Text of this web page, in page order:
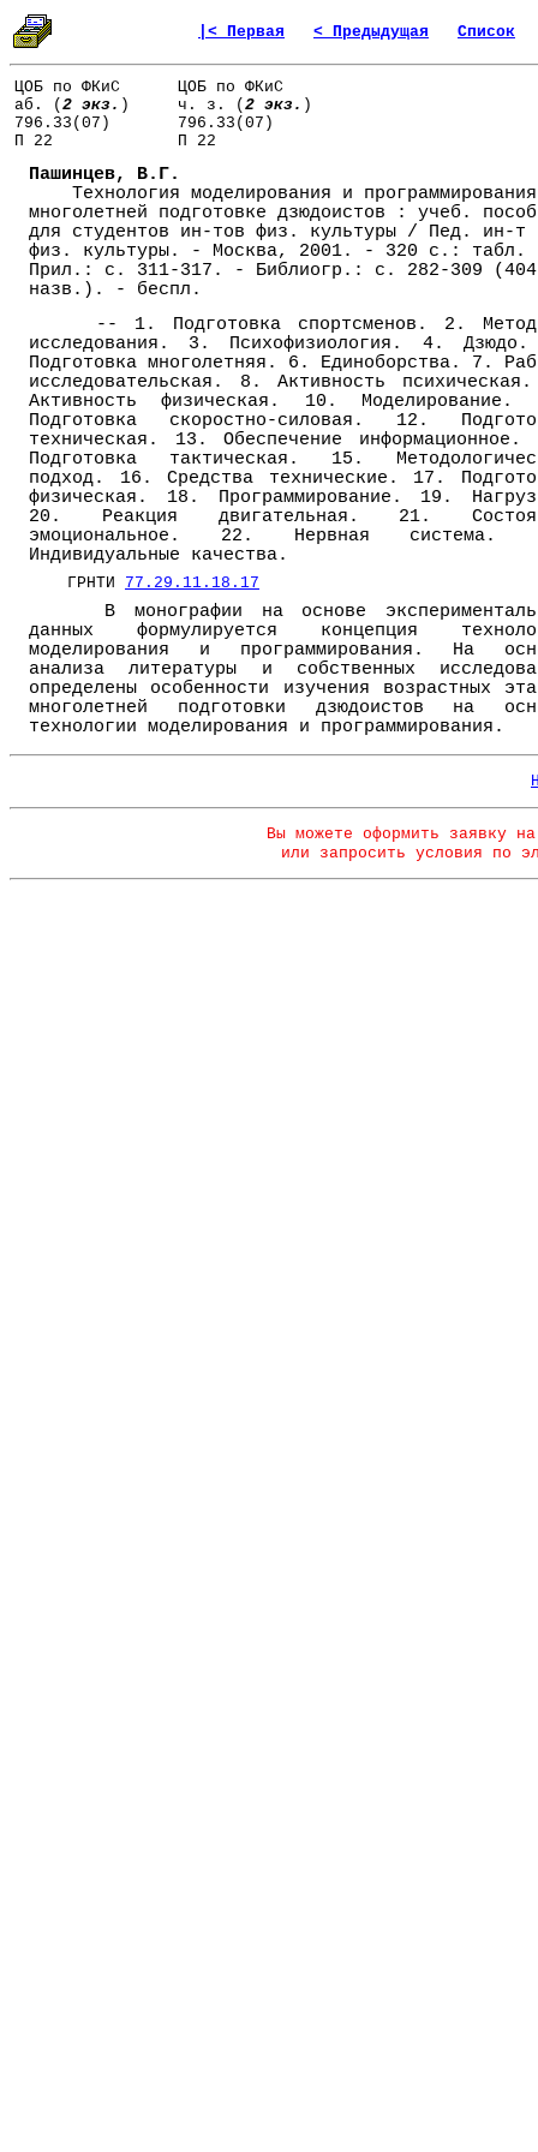
|< Первая < Предыдущая Список
ЦОБ по ФКиС
аб. ( 2 экз. )
796.33(07)
П 22
ЦОБ по ФКиС
ч. з. ( 2 экз. )
796.33(07)
П 22
Пашинцев, В.Г.
Технология моделирования и
многолетней подготовке дзюдоистов : учеб.
для студентов ин-тов физ. культуры / Пед. ин-т
физ. культуры. - Москва, 2001. - 320 с.: табл.
Прил.: с. 311-317. - Библиогр.: с. 282-309 (404
назв.). - беспл.
-- 1. Подготовка спортсменов. 2.
исследования. 3. Психофизиология. 4.
Подготовка многолетняя. 6. Единоборства. 7.
исследовательская. 8. Активность
Активность физическая. 10. Моделирование.
Подготовка скоростно-силовая. 12.
техническая. 13. Обеспечение информационное.
Подготовка тактическая. 15.
подход. 16. Средства технические. 17.
физическая. 18. Программирование. 19.
20. Реакция двигательная. 21.
эмоциональное. 22. Нервная система.
Индивидуальные качества.
ГРНТИ 77.29.11.18.17
В монографии на основе
данных формулируется концепция
моделирования и программирования. На
анализа литературы и собственных
определены особенности изучения возрастных
многолетней подготовки дзюдоистов на
технологии моделирования и программирования.
Вы можете оформить заявку
или запросить условия по